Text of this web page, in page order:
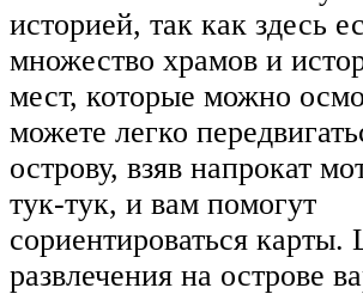
историей, так как здесь
множество храмов и
мест, которые можно
можете легко
острову, взяв напрокат
тук-тук, и вам помогут
сориентироваться карты.
развлечения на острове